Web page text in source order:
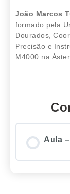
João Marcos
formado pela
Dourados,
Precisão e
M4000 na
Aula